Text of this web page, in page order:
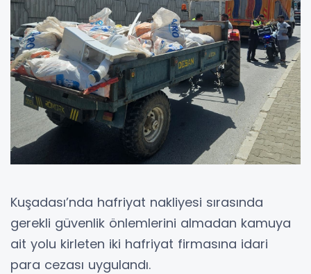
Kuşadası’nda hafriyat nakliyesi sırasında
gerekli güvenlik önlemlerini almadan kamuya
ait yolu kirleten iki hafriyat firmasına idari
para cezası uygulandı.